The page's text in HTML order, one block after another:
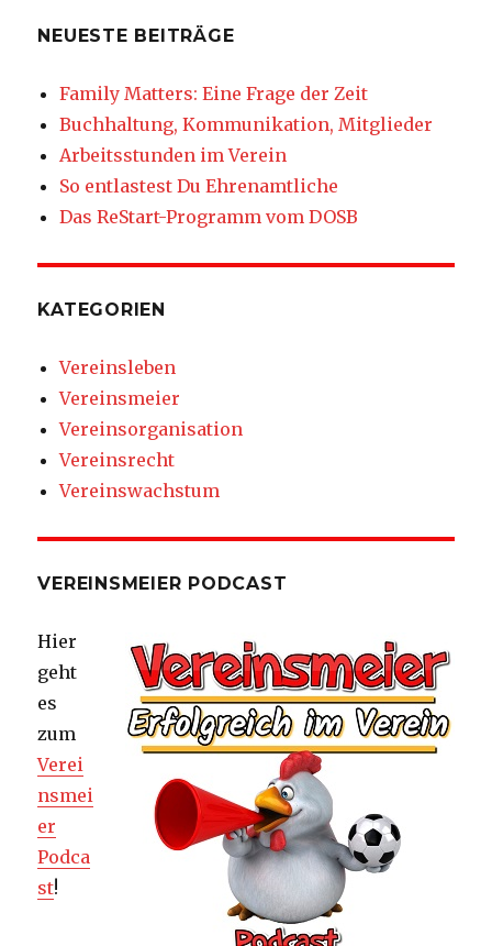
NEUESTE BEITRÄGE
Family Matters: Eine Frage der Zeit
Buchhaltung, Kommunikation, Mitglieder
Arbeitsstunden im Verein
So entlastest Du Ehrenamtliche
Das ReStart-Programm vom DOSB
KATEGORIEN
Vereinsleben
Vereinsmeier
Vereinsorganisation
Vereinsrecht
Vereinswachstum
VEREINSMEIER PODCAST
Hier
geht
es
zum
Verei
nsmei
er
Podca
st!